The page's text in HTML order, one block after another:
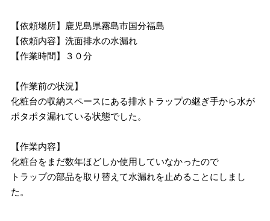
【依頼場所】鹿児島県霧島市国分福島
【依頼内容】洗面排水の水漏れ
【作業時間】３０分
【作業前の状況】
化粧台の収納スペースにある排水トラップの継ぎ手から水が
ポタポタ漏れている状態でした。
【作業内容】
化粧台をまだ数年ほどしか使用していなかったので
トラップの部品を取り替えて水漏れを止めることにしまし
た。